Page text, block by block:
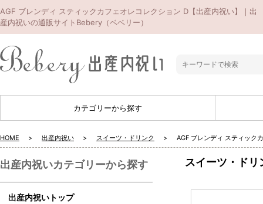
AGF ブレンディ スティックカフェオレコレクション D【出産内祝い】｜出
産内祝いの通販サイトBebery（ベベリー）
カテゴリーから探す
HOME 出産内祝い スイーツ・ドリンク AGF ブレンディ スティック
スイーツ・ドリ
出産内祝いカテゴリーから探す
出産内祝いトップ